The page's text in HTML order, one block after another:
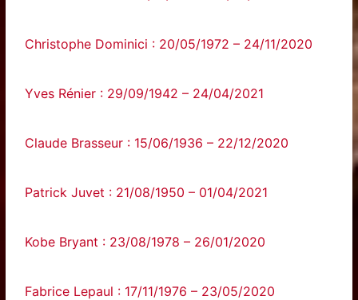
Christophe Dominici : 20/05/1972 – 24/11/2020
Yves Rénier : 29/09/1942 – 24/04/2021
Claude Brasseur : 15/06/1936 – 22/12/2020
Patrick Juvet : 21/08/1950 – 01/04/2021
Kobe Bryant : 23/08/1978 – 26/01/2020
Fabrice Lepaul : 17/11/1976 – 23/05/2020